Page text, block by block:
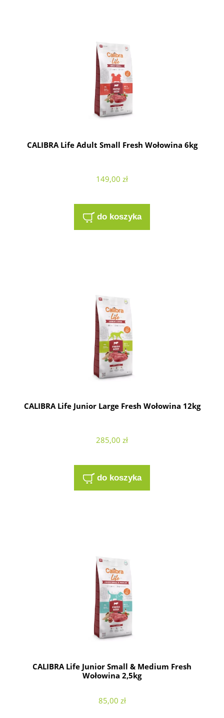
CALIBRA Life Adult Small Fresh Wołowina 6kg
149,00 zł
do koszyka
CALIBRA Life Junior Large Fresh Wołowina 12kg
285,00 zł
do koszyka
CALIBRA Life Junior Small & Medium Fresh
Wołowina 2,5kg
85,00 zł